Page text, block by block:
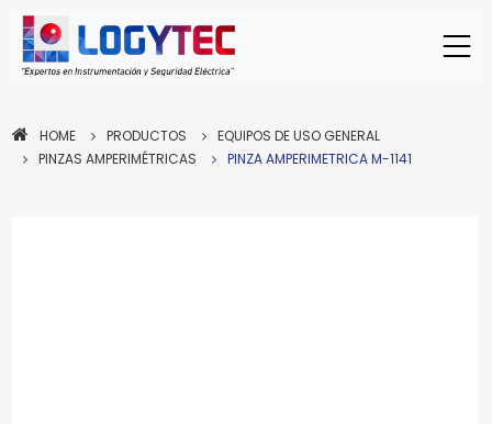
HOME PRODUCTOS
EQUIPOS DE USO GENERAL
PINZAS AMPERIMÉTRICAS
PINZA AMPERIMETRICA M-1141